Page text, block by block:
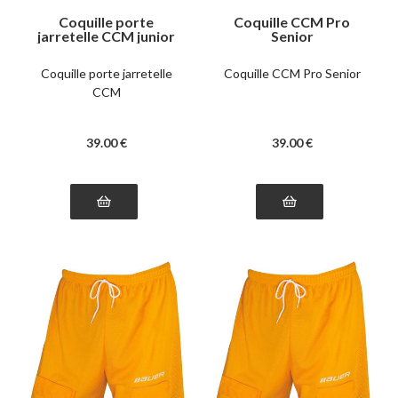
Coquille porte
jarretelle CCM junior
Coquille porte jarretelle
CCM
39.00 €
Coquille CCM Pro
Senior
Coquille CCM Pro Senior
39.00 €